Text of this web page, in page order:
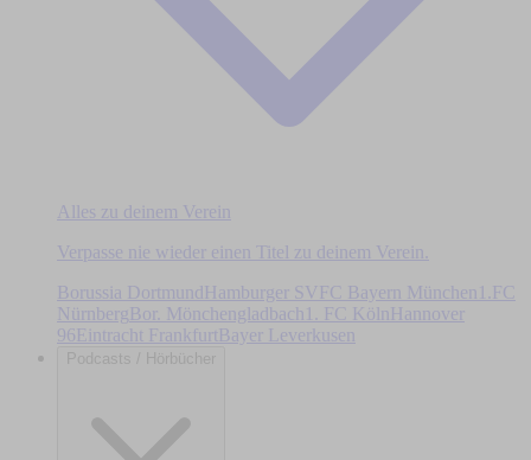
Alles zu deinem Verein
Verpasse nie wieder einen Titel zu deinem Verein.
Borussia DortmundHamburger SV FC Bayern München
1.FC
Nürnberg Bor. Mönchengladbach 1. FC Köln
Hannover
96Eintracht Frankfurt Bayer Leverkusen
Podcasts / Hörbücher